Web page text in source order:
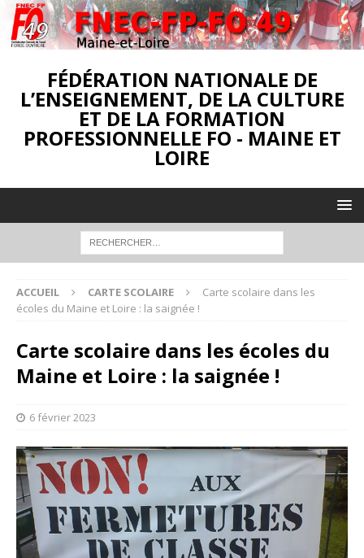
FÉDÉRATION NATIONALE DE
L’ENSEIGNEMENT, DE LA CULTURE
ET DE LA FORMATION
PROFESSIONNELLE FO - MAINE ET
LOIRE
ACCUEIL CARTE SCOLAIRE
Carte scolaire dans les
écoles du Maine et Loire : la saignée !
Carte scolaire dans les écoles du
Maine et Loire : la saignée !
6 février 2023